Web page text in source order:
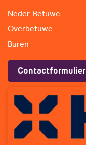
Neder-Betuwe
Overbetuwe
Buren
Contactformulier